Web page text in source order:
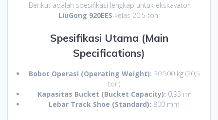
Berikut adalah spesifikasi lengkap untuk ekskavator
LiuGong 920EES kelas 20.5 ton:
Spesifikasi Utama (Main
Specifications)
Bobot Operasi (Operating Weight): 20.500 kg (20,5
ton)
Kapasitas Bucket (Bucket Capacity): 0,93 m³
Lebar Track Shoe (Standard): 800 mm